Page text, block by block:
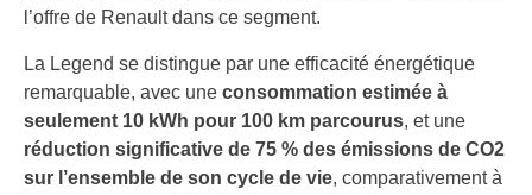
l’offre de Renault dans ce segment.
La Legend se distingue par une efficacité énergétique
remarquable, avec une consommation estimée à
seulement 10 kWh pour 100 km parcourus, et une
réduction significative de 75 % des émissions de CO2
sur l’ensemble de son cycle de vie, comparativement à